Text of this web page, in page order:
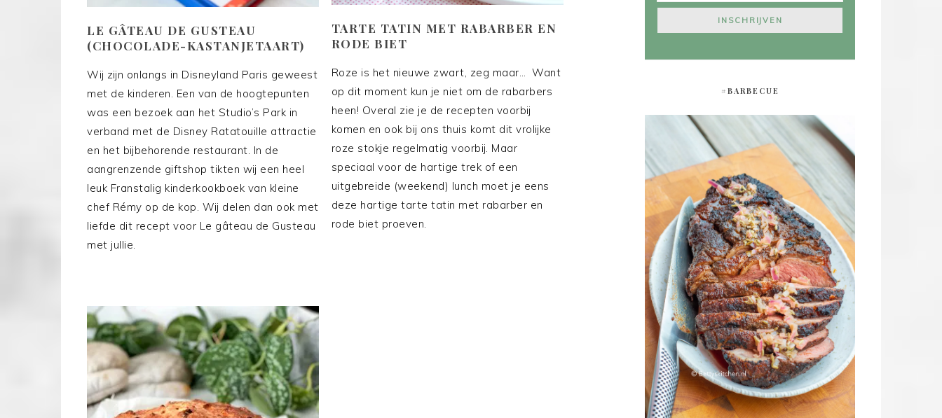
LE GÂTEAU DE GUSTEAU
(CHOCOLADE-KASTANJETAART)
Wij zijn onlangs in Disneyland Paris geweest
met de kinderen. Een van de hoogtepunten
was een bezoek aan het Studio’s Park in
verband met de Disney Ratatouille attractie
en het bijbehorende restaurant. In de
aangrenzende giftshop tikten wij een heel
leuk Franstalig kinderkookboek van kleine
chef Rémy op de kop. Wij delen dan ook met
liefde dit recept voor Le gâteau de Gusteau
met jullie.
TARTE TATIN MET RABARBER EN
RODE BIET
Roze is het nieuwe zwart, zeg maar… Want
op dit moment kun je niet om de rabarbers
heen! Overal zie je de recepten voorbij
komen en ook bij ons thuis komt dit vrolijke
roze stokje regelmatig voorbij. Maar
speciaal voor de hartige trek of een
uitgebreide (weekend) lunch moet je eens
deze hartige tarte tatin met rabarber en
rode biet proeven.
#BARBECUE